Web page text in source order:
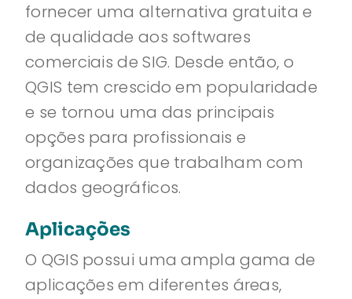
fornecer uma alternativa gratuita e
de qualidade aos softwares
comerciais de SIG. Desde então, o
QGIS tem crescido em popularidade
e se tornou uma das principais
opções para profissionais e
organizações que trabalham com
dados geográficos.
Aplicações
O QGIS possui uma ampla gama de
aplicações em diferentes áreas,